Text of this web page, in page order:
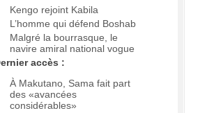
Kengo rejoint Kabila
L’homme qui défend Boshab
Malgré la bourrasque, le
navire amiral national vogue
accès :
À Makutano, Sama fait part
des «avancées
considérables»